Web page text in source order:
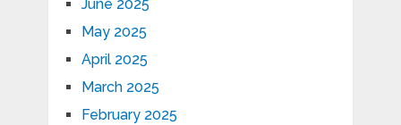
June 2025
May 2025
April 2025
March 2025
February 2025